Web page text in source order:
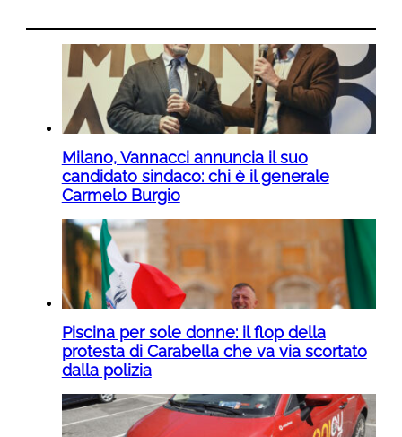
Milano, Vannacci annuncia il suo
candidato sindaco: chi è il generale
Carmelo Burgio
Piscina per sole donne: il flop della
protesta di Carabella che va via scortato
dalla polizia